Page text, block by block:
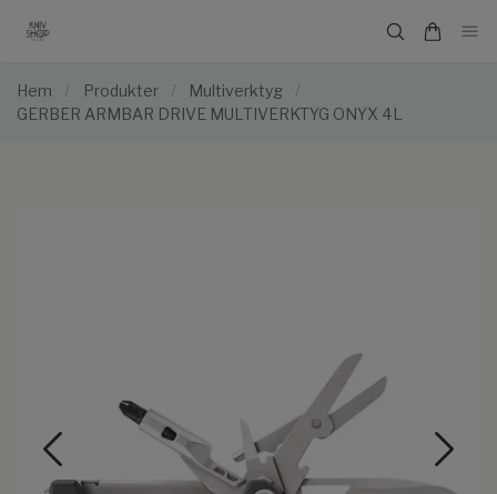
Hem / Produkter / Multiverktyg
/
GERBER ARMBAR DRIVE MULTIVERKTYG ONYX 4L